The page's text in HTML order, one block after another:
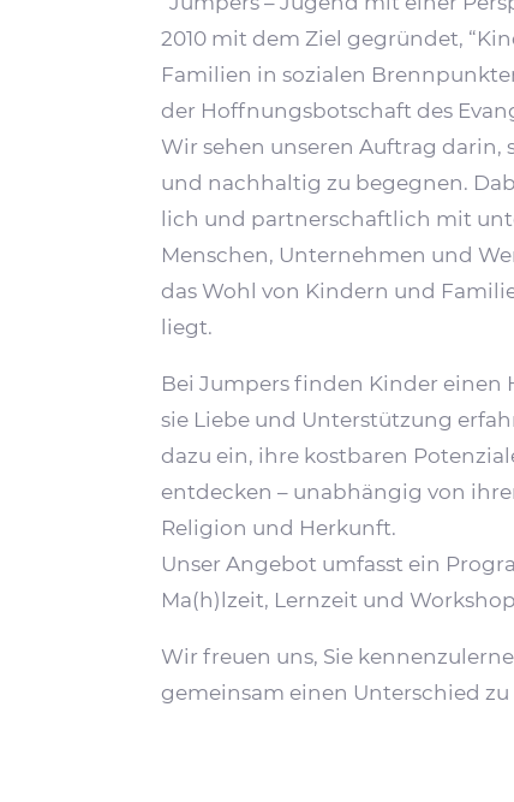
2010 mit dem Ziel gegründet,
Fami­lien in sozialen
der Hoff­nungs­bot­schaft des
Wir sehen unseren Auftrag darin,
und nach­haltig zu begegnen.
lich und part­ner­schaft­lich mit
Menschen, Unter­nehmen und
das Wohl von Kindern und
liegt.
Bei Jumpers finden Kinder einen
sie Liebe und Unter­stüt­zung
dazu ein, ihre kost­baren
entde­cken – unab­hängig von
Reli­gion und Herkunft.
Unser Angebot umfasst ein
Ma(h)lzeit, Lern­zeit und
Wir freuen uns, Sie
gemeinsam einen Unter­schied